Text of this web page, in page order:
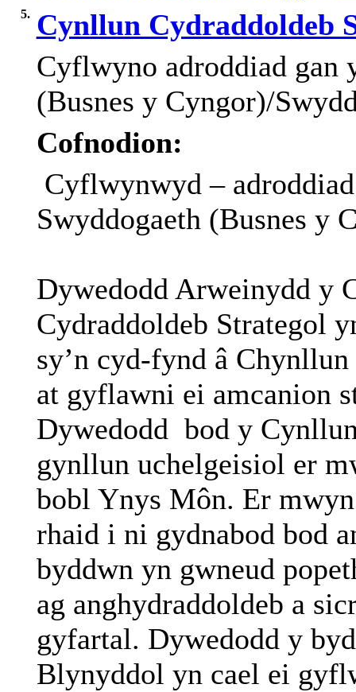
5. Cynllun Cydraddoldeb
Cyflwyno adroddiad gan
(Busnes y Cyngor)/
Cofnodion:
Cyflwynwyd –
Swyddogaeth (Busnes y
Dywedodd Arweinydd y
Cydraddoldeb Strategol
sy’n cyd-fynd â
at gyflawni ei amcanion
Dywedodd bod y
gynllun uchelgeisiol er
bobl Ynys Môn. Er
rhaid i ni gydnabod bod
byddwn yn gwneud
ag anghydraddoldeb a
gyfartal. Dywedodd y
Blynyddol yn cael ei